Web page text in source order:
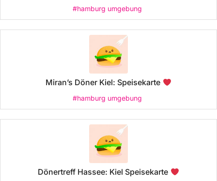
#hamburg umgebung
Miran’s Döner Kiel: Speisekarte
#hamburg umgebung
Dönertreff Hassee: Kiel Speisekarte